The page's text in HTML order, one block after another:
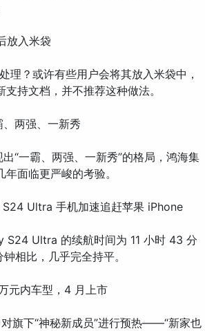
放入米袋
理？或许有些用户会将其放入米袋中，
持文档，并不推荐这种做法。
两强、一新秀
“一霸、两强、一新秀”的格局，鸿海集
面临更严峻的考验。
Ultra 手机加速追赶苹果 iPhone
S24 Ultra 的续航时间为 11 小时 43 分
相比，几乎完全持平。
元内车型，4 月上市
旗下“神秘新成员”进行预热——“新家也